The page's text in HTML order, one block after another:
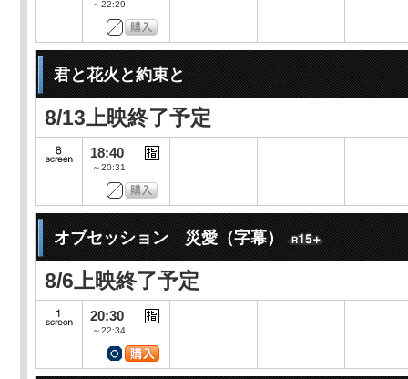
～22:29
君と花火と約束と
8/13上映終了予定
18:40
～20:31
オブセッション 災愛（字幕）
8/6上映終了予定
20:30
～22:34